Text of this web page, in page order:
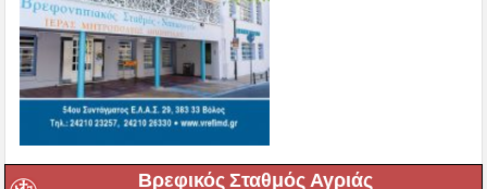
Βρεφικός Σταθμός Αγριάς